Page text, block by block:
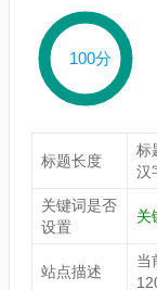
100分
标题长度
标
汉
关键词是否
设置
关
站点描述
当